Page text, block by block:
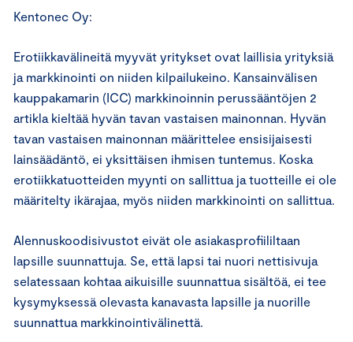
Kentonec Oy:
Erotiikkavälineitä myyvät yritykset ovat laillisia yrityksiä
ja markkinointi on niiden kilpailukeino. Kansainvälisen
kauppakamarin (ICC) markkinoinnin perussääntöjen 2
artikla kieltää hyvän tavan vastaisen mainonnan. Hyvän
tavan vastaisen mainonnan määrittelee ensisijaisesti
lainsäädäntö, ei yksittäisen ihmisen tuntemus. Koska
erotiikkatuotteiden myynti on sallittua ja tuotteille ei ole
määritelty ikärajaa, myös niiden markkinointi on sallittua.
Alennuskoodisivustot eivät ole asiakasprofiililtaan
lapsille suunnattuja. Se, että lapsi tai nuori nettisivuja
selatessaan kohtaa aikuisille suunnattua sisältöä, ei tee
kysymyksessä olevasta kanavasta lapsille ja nuorille
suunnattua markkinointivälinettä.